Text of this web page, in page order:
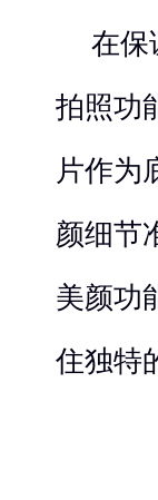
在保
拍照功
片作为
颜细节
美颜功
住独特